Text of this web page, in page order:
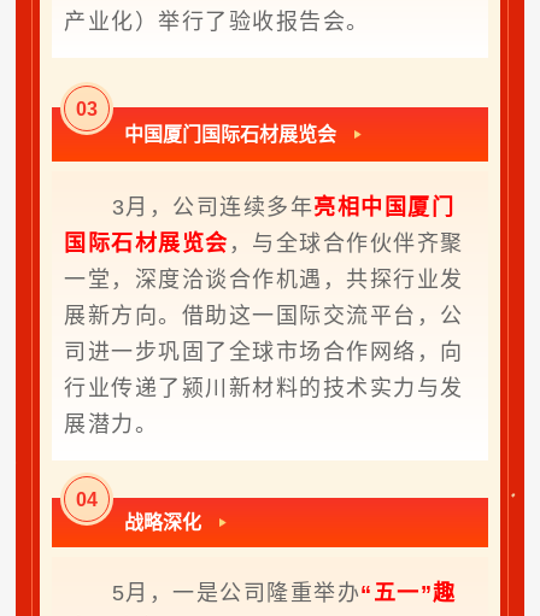
产业化）举行了验收报告会。
03
中国厦门国际石材展览会
3月，公司连续多年亮相中国厦门
国际石材展览会 ，与全球合作伙伴齐聚
一堂，深度洽谈合作机遇，共探行业发
展新方向。借助这一国际交流平台，公
司进一步巩固了全球市场合作网络，向
行业传递了颍川新材料的技术实力与发
展潜力。
04
战略深化
5月，一是公司隆重举办“五一”趣